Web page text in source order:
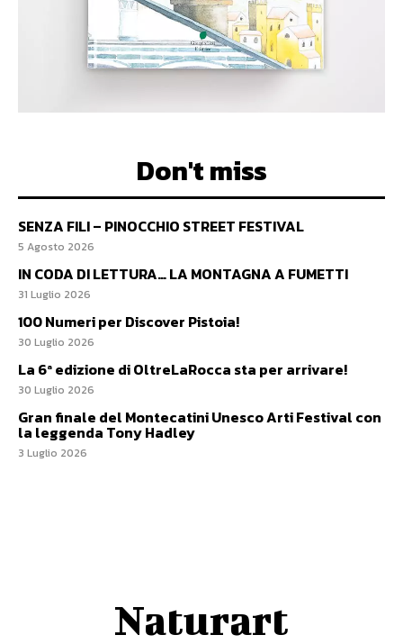
Don't miss
SENZA FILI – PINOCCHIO STREET FESTIVAL
5 Agosto 2026
IN CODA DI LETTURA… LA MONTAGNA A FUMETTI
31 Luglio 2026
100 Numeri per Discover Pistoia!
30 Luglio 2026
La 6ª edizione di OltreLaRocca sta per arrivare!
30 Luglio 2026
Gran finale del Montecatini Unesco Arti Festival con
la leggenda Tony Hadley
3 Luglio 2026
Naturart